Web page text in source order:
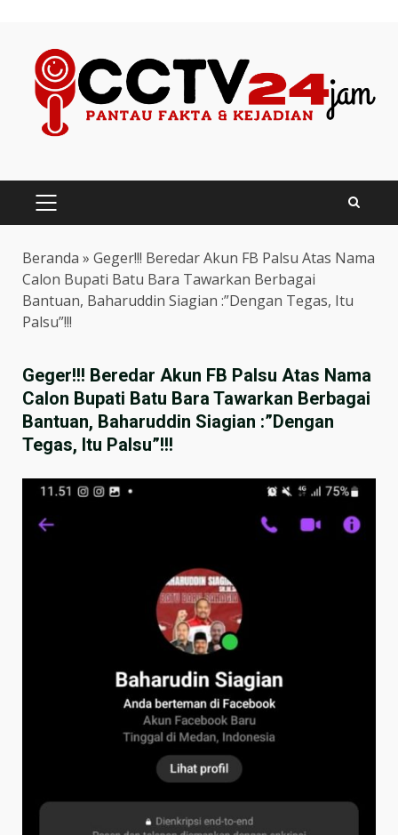
content
PRIMARY
MENU
Beranda » Geger!!! Beredar Akun FB Palsu Atas Nama
Calon Bupati Batu Bara Tawarkan Berbagai
Bantuan, Baharuddin Siagian :”Dengan Tegas, Itu
Palsu”!!!
Geger!!! Beredar Akun FB Palsu Atas Nama
Calon Bupati Batu Bara Tawarkan Berbagai
Bantuan, Baharuddin Siagian :”Dengan
Tegas, Itu Palsu”!!!